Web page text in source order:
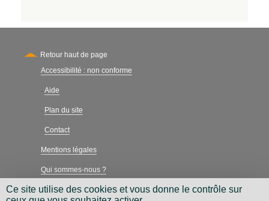
Retour haut de page
Secondary
Accessibilité : non conforme
- Aide
- Plan du site
- Contact
Mentions légales
Qui sommes-nous ?
Charte néthique
Ce site utilise des cookies et vous donne le contrôle sur